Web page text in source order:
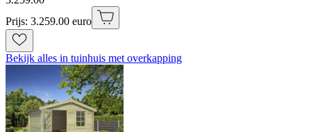
Prijs: 3.259.00 euro
Bekijk alles in tuinhuis met overkapping